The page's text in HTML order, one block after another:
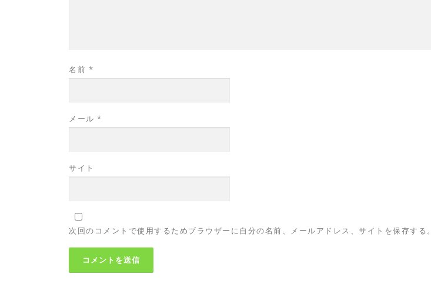
名前 *
メール *
サイト
次回のコメントで使用するためブラウザーに自分の名前、メールアドレス、サイトを保存する。